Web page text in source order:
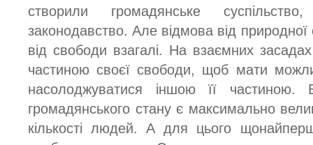
створили громадянське
законодавство. Але відмова від
від свободи взагалі. На взаємних
частиною своєї свободи, щоб мати
насолоджуватися іншою її
громадянського стану є максимально
кількості людей. А для цього